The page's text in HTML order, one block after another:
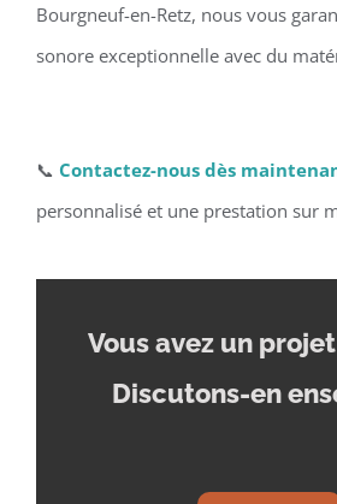
Bourgneuf-en-Retz, nous vous
sonore exceptionnelle avec du
📞 Contactez-nous dès
personnalisé et une prestation sur
Vous avez un
Discutons-en